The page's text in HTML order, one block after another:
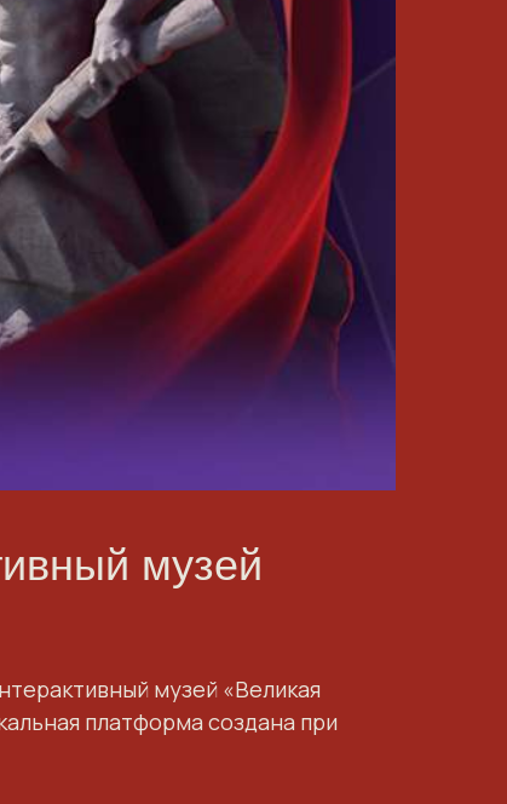
музей
музей «Великая
платформа создана при